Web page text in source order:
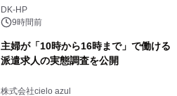
DK-HP
9時間前
主婦が「10時から16時まで」で働ける
派遣求人の実態調査を公開
株式会社cielo azul